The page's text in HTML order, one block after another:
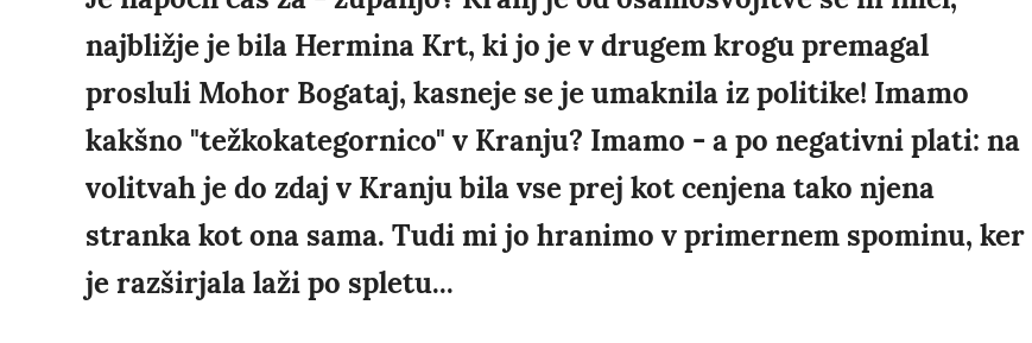
najbližje je bila Hermina Krt, ki jo je v drugem krogu premagal
prosluli Mohor Bogataj, kasneje se je umaknila iz politike! Imamo
kakšno "težkokategornico" v Kranju? Imamo - a po negativni plati: na
volitvah je do zdaj v Kranju bila vse prej kot cenjena tako njena
stranka kot ona sama. Tudi mi jo hranimo v primernem spominu, ker
je razširjala laži po spletu...